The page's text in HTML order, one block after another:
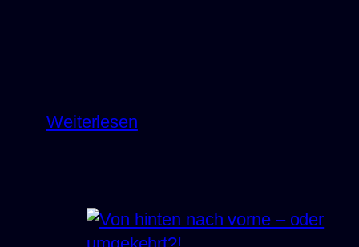
Weiterlesen: